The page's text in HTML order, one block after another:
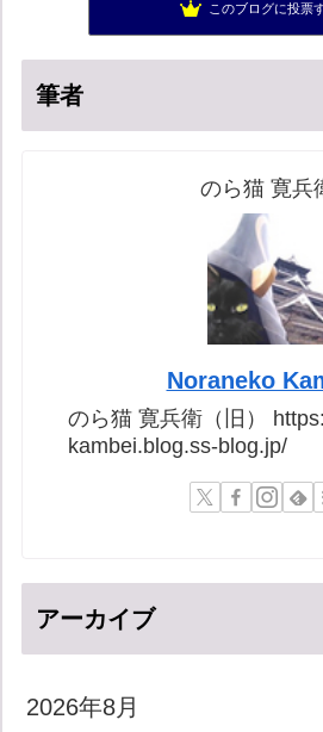
超革新ひふみ神示
このブログに投票
筆者
のら猫 寛兵
Noraneko
のら猫 寛兵衛（旧）
kambei.blog.ss-blog.jp/
アーカイブ
2026年8月